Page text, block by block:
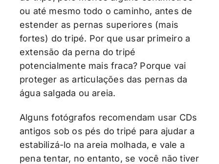
ou até mesmo todo o caminho, antes de
estender as pernas superiores (mais
fortes) do tripé. Por que usar primeiro a
extensão da perna do tripé
potencialmente mais fraca? Porque vai
proteger as articulações das pernas da
água salgada ou areia.
Alguns fotógrafos recomendam usar CDs
antigos sob os pés do tripé para ajudar a
estabilizá-lo na areia molhada, e vale a
pena tentar, no entanto, se você não tiver